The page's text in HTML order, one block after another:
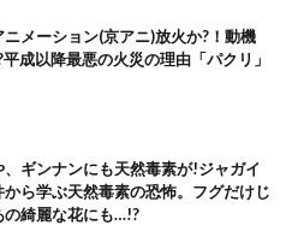
メーション(京アニ)放火か?！動機
成以降最悪の火災の理由「パクリ」
、ギンナンにも天然毒素が!ジャガイ
ら学ぶ天然毒素の恐怖。フグだけじ
の綺麗な花にも…!?